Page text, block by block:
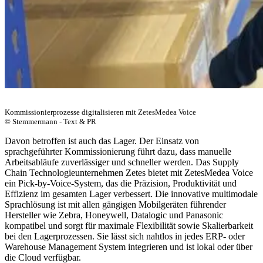
Kommissionierprozesse digitalisieren mit ZetesMedea Voice
© Stemmermann - Text & PR
Davon betroffen ist auch das Lager. Der Einsatz von
sprachgeführter Kommissionierung führt dazu, dass manuelle
Arbeitsabläufe zuverlässiger und schneller werden. Das Supply
Chain Technologieunternehmen Zetes bietet mit ZetesMedea Voice
ein Pick-by-Voice-System, das die Präzision, Produktivität und
Effizienz im gesamten Lager verbessert. Die innovative multimodale
Sprachlösung ist mit allen gängigen Mobilgeräten führender
Hersteller wie Zebra, Honeywell, Datalogic und Panasonic
kompatibel und sorgt für maximale Flexibilität sowie Skalierbarkeit
bei den Lagerprozessen. Sie lässt sich nahtlos in jedes ERP- oder
Warehouse Management System integrieren und ist lokal oder über
die Cloud verfügbar.